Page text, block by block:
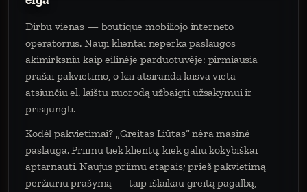
Dirbu vienas — boutique mobiliojo interneto
operatorius. Nauji klientai neperka paslaugos
akimirksniu kaip eilinėje parduotuvėje: pirmiausia
prašai pakvietimo, o kai atsiranda laisva vieta —
atsiunčiu el. laištu nuorodą užbaigti užsakymui ir
prisijungti.
Kodėl pakvietimai? „Greitas Liūtas“ nėra masinė
paslauga. Priimu tiek klientų, kiek galiu kokybiškai
aptarnauti. Naujus priimu etapais; prieš pakvietimą
peržiūriu prašymą — taip išlaikau greitą pagalbą,